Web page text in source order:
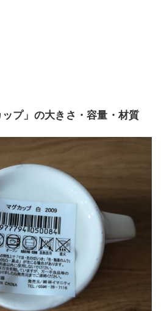
プ」の大きさ・容量・材質